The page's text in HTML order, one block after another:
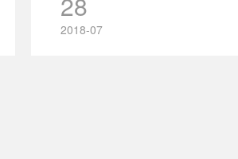
2018-07